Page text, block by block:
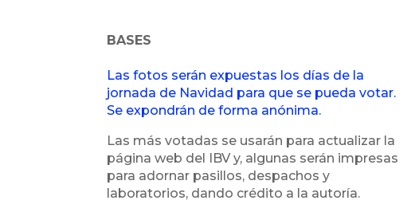
BASES
Las fotos serán expuestas los días de la
jornada de Navidad para que se pueda votar.
Se expondrán de forma anónima.
Las más votadas se usarán para actualizar la
página web del IBV y, algunas serán impresas
para adornar pasillos, despachos y
laboratorios, dando crédito a la autoría.